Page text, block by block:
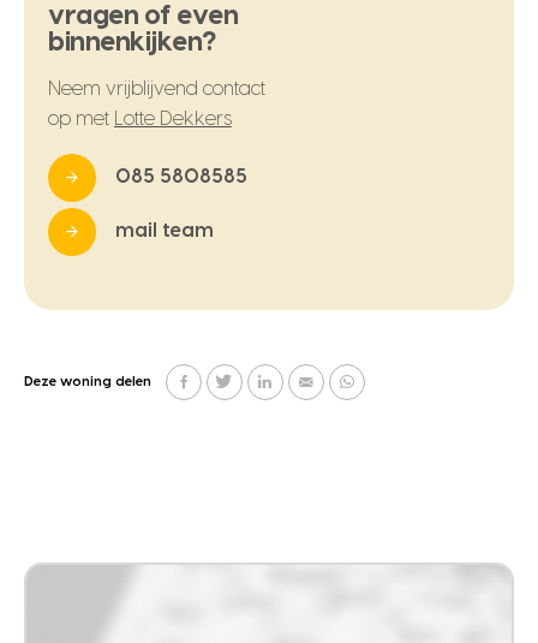
vragen of even
binnenkijken?
Neem vrijblijvend contact
op met
Lotte Dekkers
085 5808585
mail team
Deze woning delen